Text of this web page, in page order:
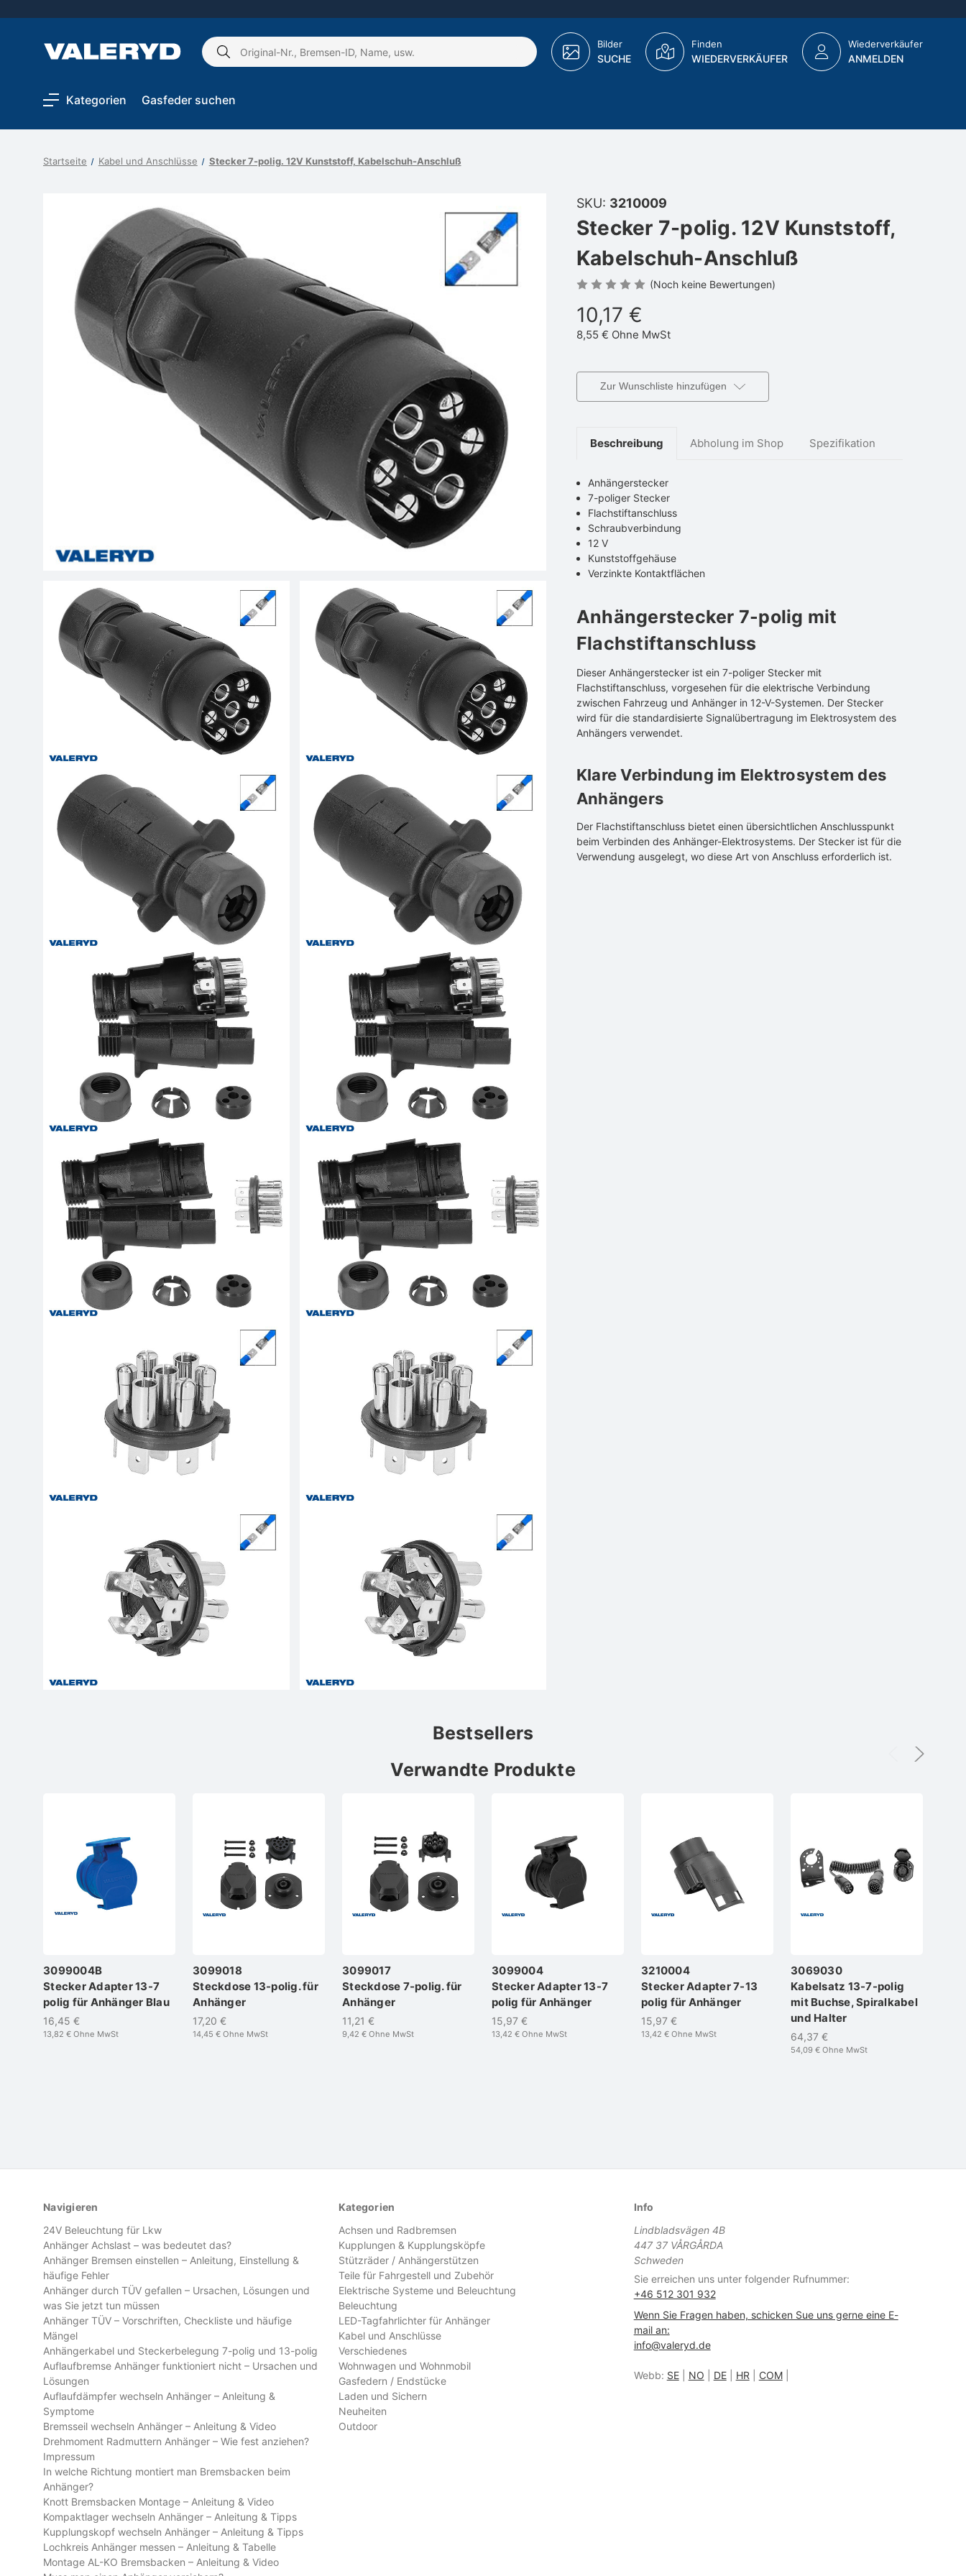
Schlagwort
Bilder
SUCHE
Finden
WIEDERVERKÄUFER
Wiederverkäufer
ANMELDEN
Kategorien Gasfeder suchen
Startseite Kabel und Anschlüsse Stecker 7-polig. 12V Kunststoff, Kabelschuh-Anschluß
SKU: 3210009
Stecker 7-polig. 12V Kunststoff,
Kabelschuh-Anschluß
(Noch keine Bewertungen)
10,17 €
8,55 € Ohne MwSt
Zur Wunschliste hinzufügen
Beschreibung Abholung im Shop Spezifikation
Anhängerstecker
7-poliger Stecker
Flachstiftanschluss
Schraubverbindung
12 V
Kunststoffgehäuse
Verzinkte Kontaktflächen
Anhängerstecker 7-polig mit
Flachstiftanschluss
Dieser Anhängerstecker ist ein 7-poliger Stecker mit
Flachstiftanschluss, vorgesehen für die elektrische Verbindung
zwischen Fahrzeug und Anhänger in 12-V-Systemen. Der Stecker
wird für die standardisierte Signalübertragung im Elektrosystem des
Anhängers verwendet.
Klare Verbindung im Elektrosystem des
Anhängers
Der Flachstiftanschluss bietet einen übersichtlichen Anschlusspunkt
beim Verbinden des Anhänger-Elektrosystems. Der Stecker ist für die
Verwendung ausgelegt, wo diese Art von Anschluss erforderlich ist.
Bestsellers
Verwandte Produkte
3099004B
Stecker Adapter 13-7
polig für Anhänger Blau
16,45 €
13,82 € Ohne MwSt
3099018
Steckdose 13-polig. für
Anhänger
17,20 €
14,45 € Ohne MwSt
3099017
Steckdose 7-polig. für
Anhänger
11,21 €
9,42 € Ohne MwSt
3099004
Stecker Adapter 13-7
polig für Anhänger
15,97 €
13,42 € Ohne MwSt
3210004
Stecker Adapter 7-13
polig für Anhänger
15,97 €
13,42 € Ohne MwSt
3069030
Kabelsatz 13-7-polig
mit Buchse, Spiralkabel
und Halter
64,37 €
54,09 € Ohne MwSt
Navigieren
24V Beleuchtung für Lkw
Anhänger Achslast – was bedeutet das?
Anhänger Bremsen einstellen – Anleitung, Einstellung &
häufige Fehler
Anhänger durch TÜV gefallen – Ursachen, Lösungen und
was Sie jetzt tun müssen
Anhänger TÜV – Vorschriften, Checkliste und häufige
Mängel
Anhängerkabel und Steckerbelegung 7-polig und 13-polig
Auflaufbremse Anhänger funktioniert nicht – Ursachen und
Lösungen
Auflaufdämpfer wechseln Anhänger – Anleitung &
Symptome
Bremsseil wechseln Anhänger – Anleitung & Video
Drehmoment Radmuttern Anhänger – Wie fest anziehen?
Impressum
In welche Richtung montiert man Bremsbacken beim
Anhänger?
Knott Bremsbacken Montage – Anleitung & Video
Kompaktlager wechseln Anhänger – Anleitung & Tipps
Kupplungskopf wechseln Anhänger – Anleitung & Tipps
Lochkreis Anhänger messen – Anleitung & Tabelle
Montage AL-KO Bremsbacken – Anleitung & Video
Kategorien
Achsen und Radbremsen
Kupplungen & Kupplungsköpfe
Stützräder / Anhängerstützen
Teile für Fahrgestell und Zubehör
Elektrische Systeme und Beleuchtung
Beleuchtung
LED-Tagfahrlichter für Anhänger
Kabel und Anschlüsse
Verschiedenes
Wohnwagen und Wohnmobil
Gasfedern / Endstücke
Laden und Sichern
Neuheiten
Outdoor
Info
Lindbladsvägen 4B
447 37 VÅRGÅRDA
Schweden
Sie erreichen uns unter folgender Rufnummer:
+46 512 301 932
Wenn Sie Fragen haben, schicken Sue uns gerne eine E-
mail an:
info@valeryd.de
Webb: SE| NO DE| HR COM|